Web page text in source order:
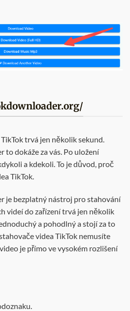
trvá jen několik sekund.
to dokáže za vás. Po uložení
a kdekoli. To je důvod, proč
TikTok.
je bezplatný nástroj pro stahování
videí do zařízení trvá jen několik
a pohodlný a stojí za to
videa TikTok nemusíte
je přímo ve vysokém rozlišení